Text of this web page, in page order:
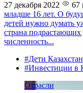
27 декабря 2022 67
младше 16 лет. О
детей нужно думать
страна подрастающих
численность...
#Дети
#Инвестиции в
Отрасли